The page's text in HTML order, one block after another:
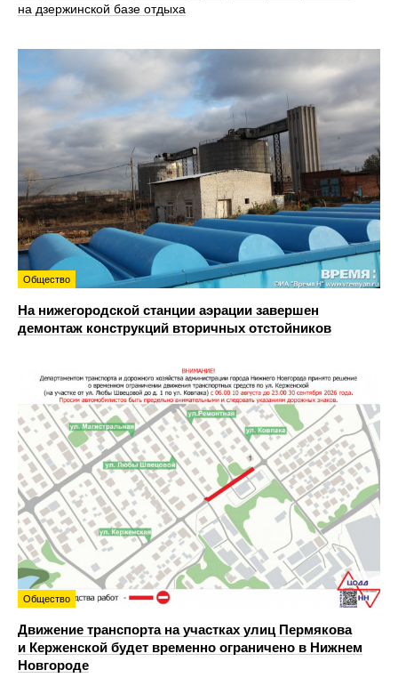
на дзержинской базе отдыха
Общество
На нижегородской станции аэрации завершен
демонтаж конструкций вторичных отстойников
Общество
Движение транспорта на участках улиц Пермякова
и Керженской будет временно ограничено в Нижнем
Новгороде